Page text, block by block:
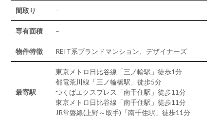
間取り –
専有面積 –
物件特徴 REIT系ブランドマンション、デザイナーズ
最寄駅
東京メトロ日比谷線「三ノ輪駅」徒歩1分
都電荒川線「三ノ輪橋駅」徒歩5分
つくばエクスプレス「南千住駅」徒歩11分
東京メトロ日比谷線「南千住駅」徒歩11分
JR常磐線(上野～取手)「南千住駅」徒歩11分